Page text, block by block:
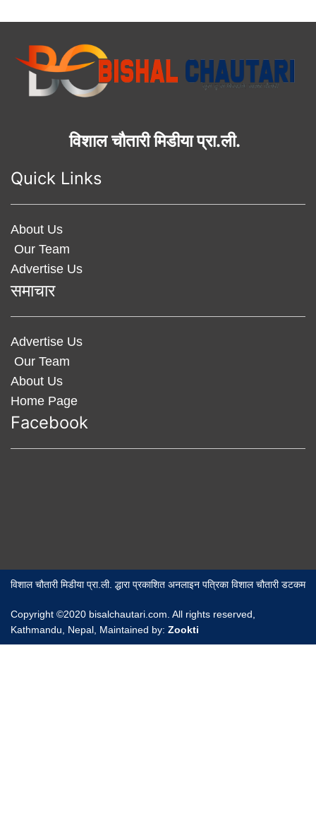
विशाल चौतारी मिडीया प्रा.ली.
Quick Links
About Us
Our Team
Advertise Us
समाचार
Advertise Us
Our Team
About Us
Home Page
Facebook
विशाल चौतारी मिडीया प्रा.ली. द्धारा प्रकाशित अनलाइन पत्रिका विशाल चौतारी डटकम
Copyright ©2020 bisalchautari.com. All rights reserved,
Kathmandu, Nepal, Maintained by: Zookti